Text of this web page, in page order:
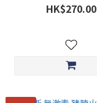
HK$270.00